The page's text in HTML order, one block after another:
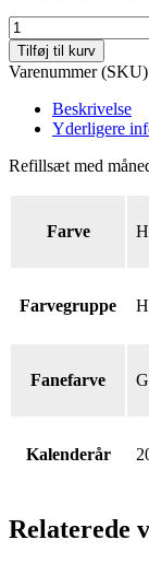
Refillsæt
med
månedskalender,
telefon
adresseregister
blok,
Tilføj til kurv
Varenummer
Beskrivelse
Yderligere
Refillsæt med
Farve
Farvegruppe
Fanefarve
Kalenderår
Relaterede